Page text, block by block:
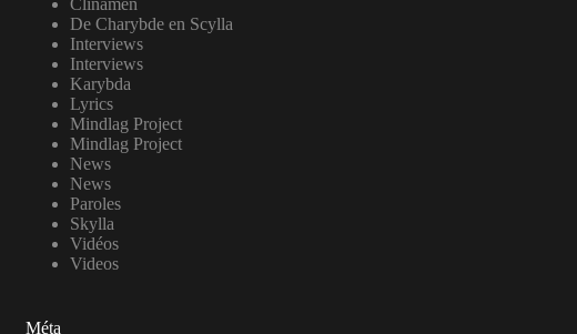
De Charybde en Scylla
Interviews
Interviews
Karybda
Lyrics
Mindlag Project
Mindlag Project
News
News
Paroles
Skylla
Vidéos
Videos
Méta